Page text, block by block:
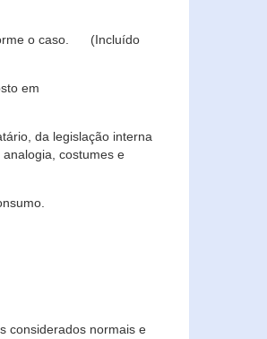
o caso. (Incluído
em
da legislação interna
costumes e
considerados normais e